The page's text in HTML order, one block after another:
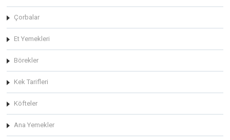
Çorbalar
Et Yemekleri
Börekler
Kek Tarifleri
Köfteler
Ana Yemekler